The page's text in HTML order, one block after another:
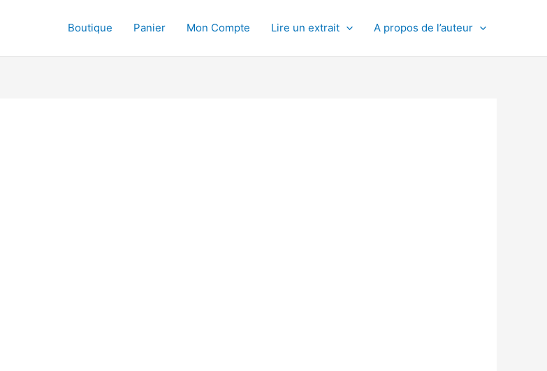
Boutique Panier Mon Compte Lire un extrait A propos de l’auteur